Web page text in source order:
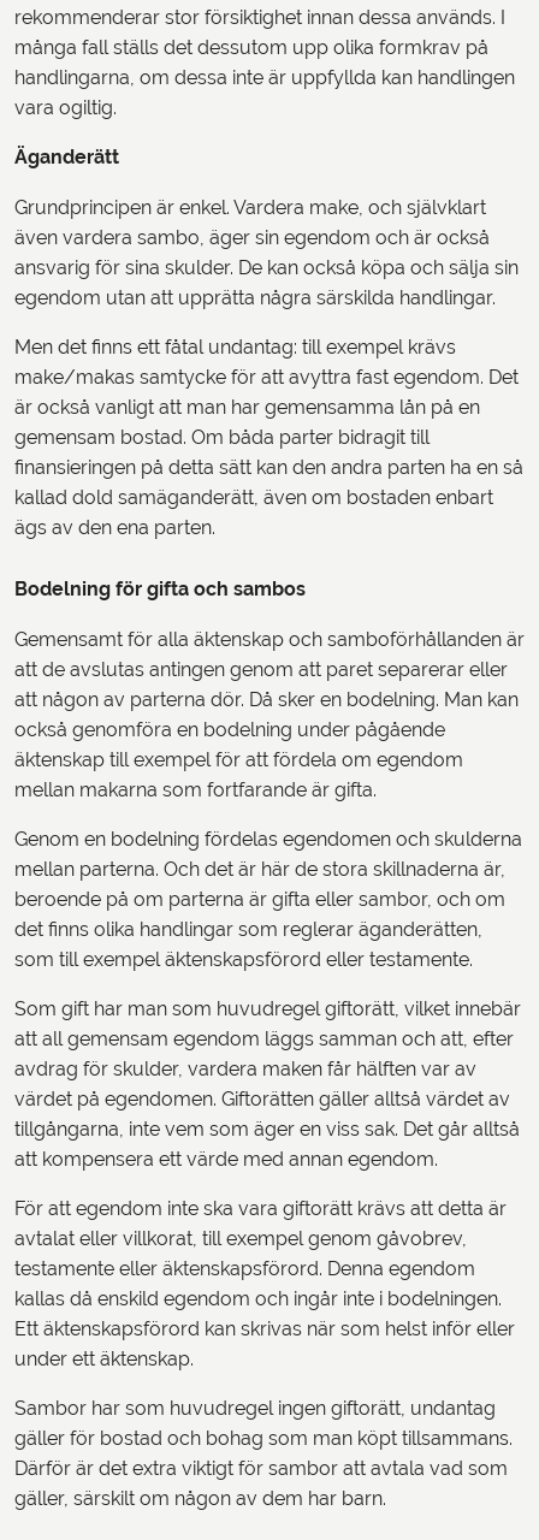
rekommenderar stor försiktighet innan dessa används. I
många fall ställs det dessutom upp olika formkrav på
handlingarna, om dessa inte är uppfyllda kan handlingen
vara ogiltig.
Äganderätt
Grundprincipen är enkel. Vardera make, och självklart
även vardera sambo, äger sin egendom och är också
ansvarig för sina skulder. De kan också köpa och sälja sin
egendom utan att upprätta några särskilda handlingar.
Men det finns ett fåtal undantag: till exempel krävs
make/makas samtycke för att avyttra fast egendom. Det
är också vanligt att man har gemensamma lån på en
gemensam bostad. Om båda parter bidragit till
finansieringen på detta sätt kan den andra parten ha en så
kallad dold samäganderätt, även om bostaden enbart
ägs av den ena parten.
Bodelning för gifta och sambos
Gemensamt för alla äktenskap och samboförhållanden är
att de avslutas antingen genom att paret separerar eller
att någon av parterna dör. Då sker en bodelning. Man kan
också genomföra en bodelning under pågående
äktenskap till exempel för att fördela om egendom
mellan makarna som fortfarande är gifta.
Genom en bodelning fördelas egendomen och skulderna
mellan parterna. Och det är här de stora skillnaderna är,
beroende på om parterna är gifta eller sambor, och om
det finns olika handlingar som reglerar äganderätten,
som till exempel äktenskapsförord eller testamente.
Som gift har man som huvudregel giftorätt, vilket innebär
att all gemensam egendom läggs samman och att, efter
avdrag för skulder, vardera maken får hälften var av
värdet på egendomen. Giftorätten gäller alltså värdet av
tillgångarna, inte vem som äger en viss sak. Det går alltså
att kompensera ett värde med annan egendom.
För att egendom inte ska vara giftorätt krävs att detta är
avtalat eller villkorat, till exempel genom gåvobrev,
testamente eller äktenskapsförord. Denna egendom
kallas då enskild egendom och ingår inte i bodelningen.
Ett äktenskapsförord kan skrivas när som helst inför eller
under ett äktenskap.
Sambor har som huvudregel ingen giftorätt, undantag
gäller för bostad och bohag som man köpt tillsammans.
Därför är det extra viktigt för sambor att avtala vad som
gäller, särskilt om någon av dem har barn.